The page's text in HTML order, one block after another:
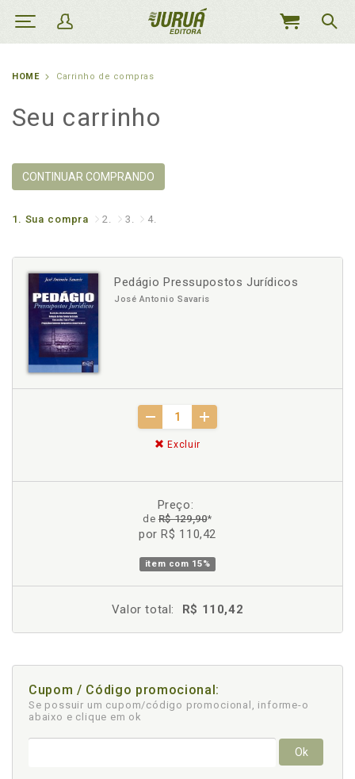
MEU
HOME Carrinho de compras
Seu carrinho
CONTINUAR COMPRANDO
1. Sua compra 2. 3. 4.
Pedágio Pressupostos Jurídicos
José Antonio Savaris
Excluir
Preço:
deR$ 129,90*
por R$ 110,42
item com 15%
Valor total: R$ 110,42
Cupom / Código promocional:
Se possuir um cupom/código promocional, informe-o
abaixo e clique em ok
Ok